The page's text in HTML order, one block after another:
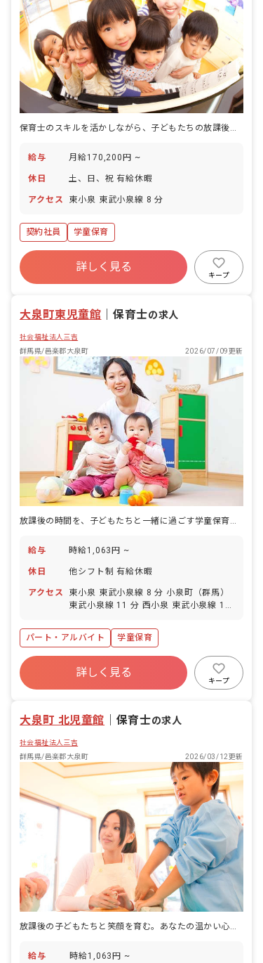
保育士のスキルを活かしながら、子どもたちの放課後時間を彩る仕事。
給与 月給170,200円 ~
休日 土、日、祝 有給休暇
アクセス 東小泉 東武小泉線 8 分
契約社員 学童保育
詳しく見る
キープ
大泉町東児童館 ｜保育士の求人
社会福祉法人三吉
群馬県/邑楽郡大泉町
2026/07/09更新
放課後の時間を、子どもたちと一緒に過ごす学童保育の仕事です。
給与 時給1,063円 ~
休日 他シフト制 有給休暇
アクセス
東小泉 東武小泉線 8 分 小泉町（群馬）
東武小泉線 11 分 西小泉 東武小泉線 19
パート・アルバイト
学童保育
詳しく見る
キープ
大泉町 北児童館 保育士の求人
社会福祉法人三吉
群馬県/邑楽郡大泉町
2026/03/12更新
放課後の子どもたちと笑顔を育む。あなたの温かい心で、未来を応援しませんか？
給与 時給1,063円 ~